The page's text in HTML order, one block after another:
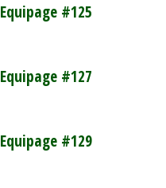
Equipage #125
Equipage #127
Equipage #129